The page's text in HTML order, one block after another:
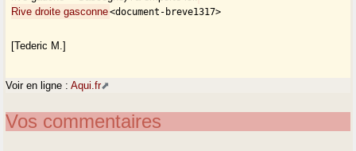
Rive droite gasconne<document-breve1317>
[Tederic M.]
Voir en ligne :Aqui.fr
Vos commentaires